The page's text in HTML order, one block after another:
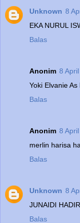
Unknown 8
EKA NURUL
Balas
Anonim 8
Yoki Elvanie As
Balas
Anonim 8
merlin harisa
Balas
Unknown 8
JUNAIDI HADIR
Balas